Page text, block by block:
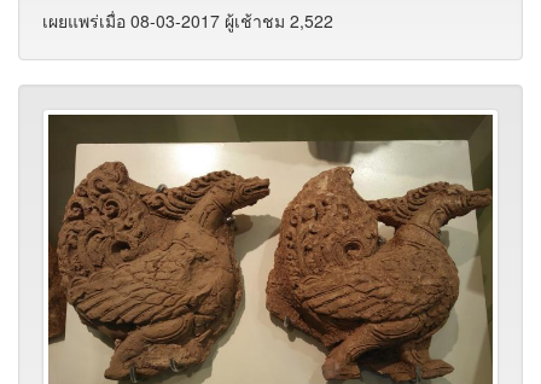
เผยแพร่เมื่อ 08-03-2017 ผู้เช้าชม 2,522